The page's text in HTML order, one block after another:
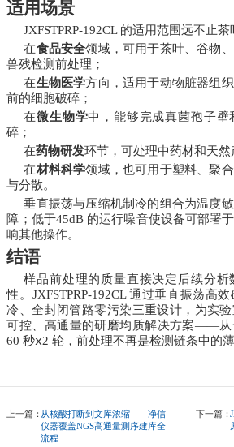
适用场景
JXFSTPRP-192CL 的适用范围远不止茶
在食品安全领域，可用于茶叶、谷物
兽残检测前处理；
在生物医学方向，适用于动物脏器组
前的细胞破碎；
在微生物学中，能够完成真菌孢子壁
碎；
在药物研发环节，可处理中药材和天然
在材料科学领域，也可用于塑料、聚
与分散。
垂直振荡与压缩机制冷的组合为温度
障；低于45dB 的运行噪音使设备可部署
响其他操作。
结语
样品前处理的质量直接决定后续分析
性。JXFSTPRP-192CL 通过垂直振荡高
冷、全封闭管路零污染三重设计，为实验
可控、高通量的研磨均质解决方案——从
60 秒ⅹ2 轮，前处理不再是检测链条中的薄
上一篇：从核酸打断到文库浓缩——净信
仪器覆盖NGS高通量测序建库全
流程
下一篇：